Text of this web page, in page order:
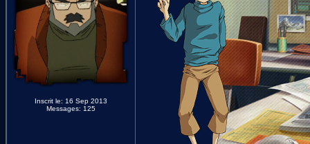
Inscrit le: 16 Sep 2013
Messages: 125